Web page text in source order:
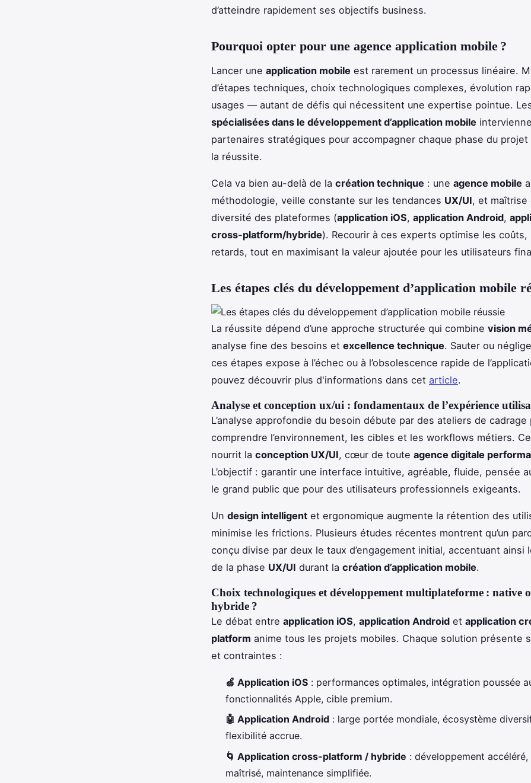
d’atteindre rapidement ses objectifs business.
Pourquoi opter pour une agence application mobile ?
Lancer une application mobile est rarement un processus linéaire.
d’étapes techniques, choix technologiques complexes, évolution
usages — autant de défis qui nécessitent une expertise pointue.
spécialisées dans le développement d’application mobile
partenaires stratégiques pour accompagner chaque phase du
la réussite.
Cela va bien au-delà de la création technique : une agence mobile
méthodologie, veille constante sur les tendances UX/UI, et maîtrise
diversité des plateformes (application iOS, application Android,
cross-platform/hybride). Recourir à ces experts optimise les coûts,
retards, tout en maximisant la valeur ajoutée pour les utilisateurs
Les étapes clés du développement d’application mobile
La réussite dépend d’une approche structurée qui combine vision
analyse fine des besoins et excellence technique. Sauter ou
ces étapes expose à l’échec ou à l’obsolescence rapide de
pouvez découvrir plus d'informations dans cet article.
Analyse et conception ux/ui : fondamentaux de l’expérience
L’analyse approfondie du besoin débute par des ateliers de cadrage
comprendre l’environnement, les cibles et les workflows métiers.
nourrit la conception UX/UI, cœur de toute agence digitale
L’objectif : garantir une interface intuitive, agréable, fluide, pensée
le grand public que pour des utilisateurs professionnels exigeants.
Un design intelligent et ergonomique augmente la rétention des
minimise les frictions. Plusieurs études récentes montrent qu’un
conçu divise par deux le taux d’engagement initial, accentuant ainsi
de la phase UX/UI durant la création d’application mobile.
Choix technologiques et développement multiplateforme : native
hybride ?
Le débat entre application iOS, application Android et application
platform anime tous les projets mobiles. Chaque solution présente
et contraintes :
🍏 Application iOS : performances optimales, intégration poussée
fonctionnalités Apple, cible premium.
🤖 Application Android : large portée mondiale, écosystème
flexibilité accrue.
🌀 Application cross-platform / hybride : développement
maîtrisé, maintenance simplifiée.